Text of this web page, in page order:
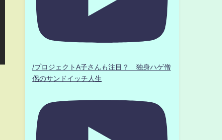
/プロジェクトA子さんも注目？ 独身ハゲ僧
侶のサンドイッチ人生